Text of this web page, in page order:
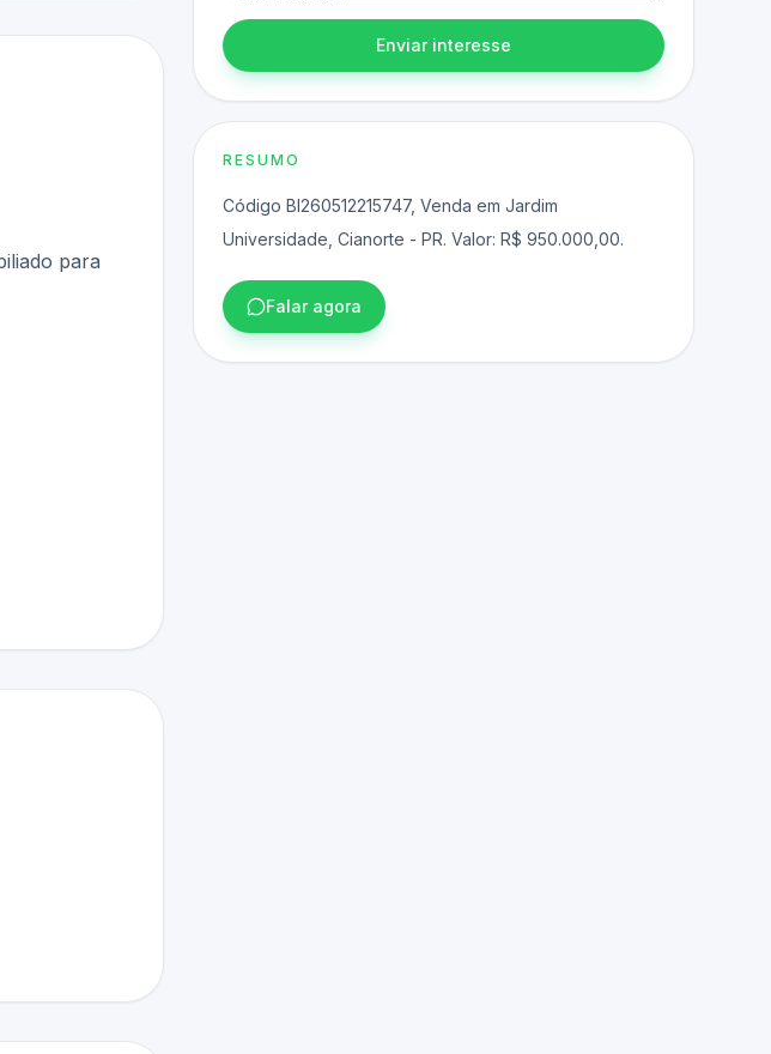
para
Enviar interesse
RESUMO
Código BI260512215747, Venda em Jardim
Universidade, Cianorte - PR. Valor: R$ 950.000,00.
Falar agora